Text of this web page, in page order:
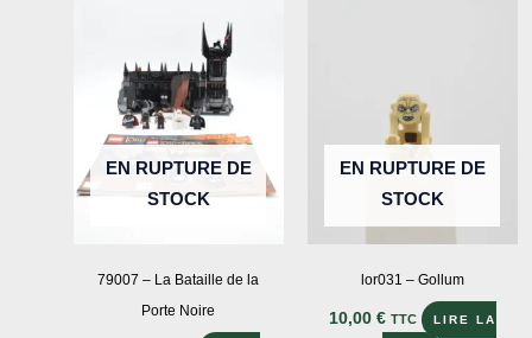
sur
du
produit
EN RUPTURE DE
STOCK
79007 – La Bataille de la
Porte Noire
EN RUPTURE DE
STOCK
lor031 – Gollum
10,00 € TTC LIRE LA